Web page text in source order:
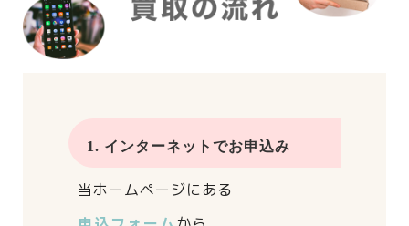
1. インターネットでお申込み
当ホームページにある